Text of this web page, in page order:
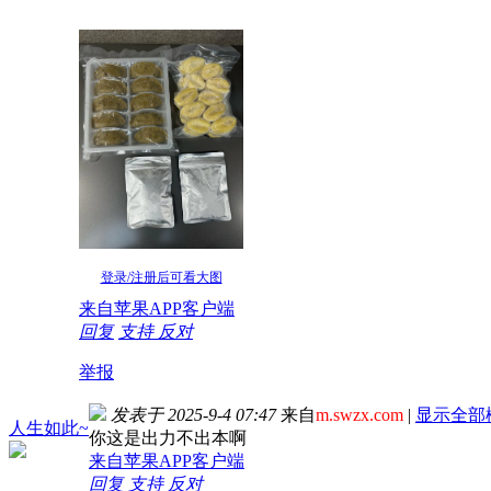
登录/注册后可看大图
来自苹果APP客户端
回复 支持 反对
举报
人生如此~
发表于 2025-9-4 07:47 来自m.swzx.com | 显示全部
你这是出力不出本啊
来自苹果APP客户端
回复 支持 反对